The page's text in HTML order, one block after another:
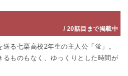
/ 20話目まで掲載中
送る七栗高校2年生の主人公「蛍」。
るものもなく、ゆっくりとした時間が